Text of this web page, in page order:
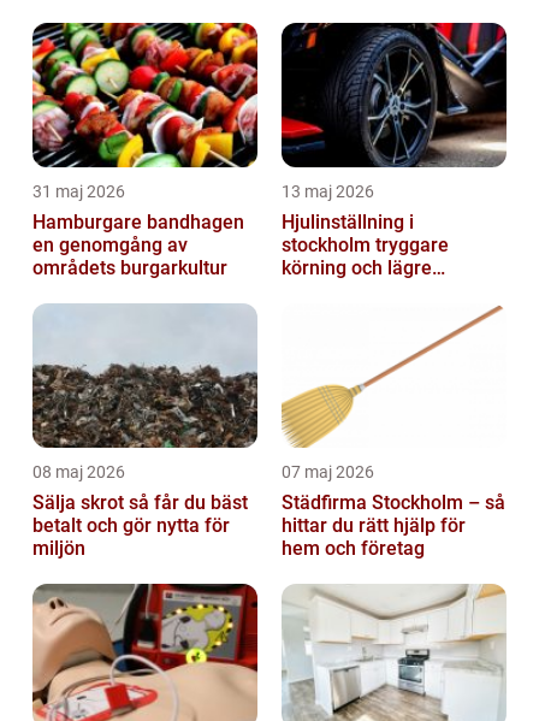
31 maj 2026
Hamburgare bandhagen
en genomgång av
områdets burgarkultur
13 maj 2026
Hjulinställning i
stockholm tryggare
körning och lägre
08 maj 2026
Sälja skrot så får du bäst
betalt och gör nytta för
miljön
07 maj 2026
Städfirma Stockholm – så
hittar du rätt hjälp för
hem och företag